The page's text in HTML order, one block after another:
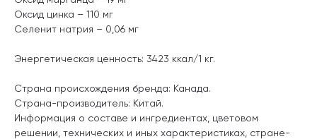
Оксид цинка – 110 мг
Селенит натрия – 0,06 мг
Энергетическая ценность: 3423 ккал/1 кг.
Страна происхождения бренда: Канада.
Страна-производитель: Китай.
Информация о составе и ингредиентах, цветовом
решении, технических и иных характеристиках, стране-